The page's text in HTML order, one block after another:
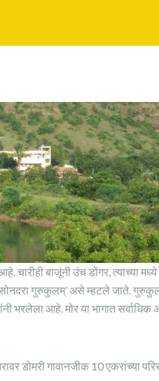
बाजूंनी उंच डोंगर, त्याच्या मध्ये
गुरुकुलम्’ असे म्हटले जाते.
भरलेला आहे. मोर या भागात सर्वाधिक
डोमरी गावानजीक 10 एकरांच्या